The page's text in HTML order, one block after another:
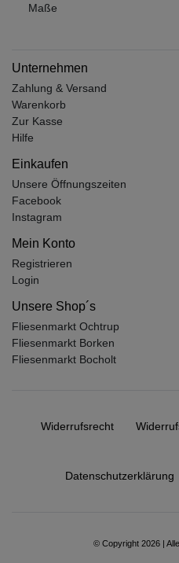
Maße
Unternehmen
Zahlung & Versand
Warenkorb
Zur Kasse
Hilfe
Einkaufen
Unsere Öffnungszeiten
Facebook
Instagram
Mein Konto
Registrieren
Login
Unsere Shop´s
Fliesenmarkt Ochtrup
Fliesenmarkt Borken
Fliesenmarkt Bocholt
Widerrufs­recht
Daten­schutz­erklärung
© Copyright 2026 |